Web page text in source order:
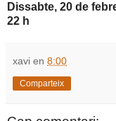
Dissabte, 20 de
22 h
xavi en 8:00
Comparteix